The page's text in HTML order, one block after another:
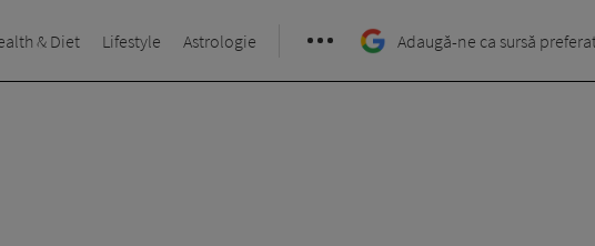
& Diet Lifestyle Astrologie Adaugă-ne ca sursă